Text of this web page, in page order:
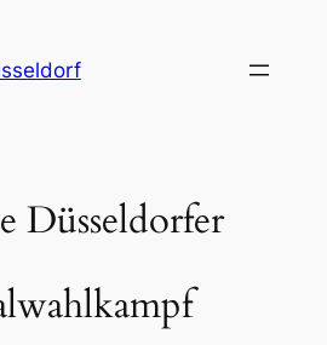
Düsseldorfer